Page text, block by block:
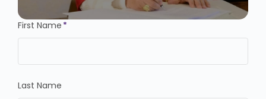
First Name *
Last Name